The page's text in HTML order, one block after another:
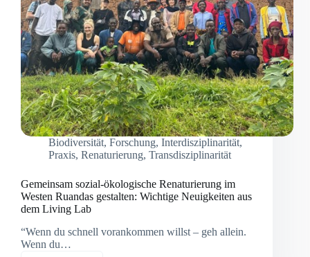
Biodiversität, Forschung, Interdisziplinarität,
Praxis, Renaturierung, Transdisziplinarität
Gemeinsam sozial-ökologische Renaturierung im
Westen Ruandas gestalten: Wichtige Neuigkeiten aus
dem Living Lab
“Wenn du schnell vorankommen willst – geh allein.
Wenn du…